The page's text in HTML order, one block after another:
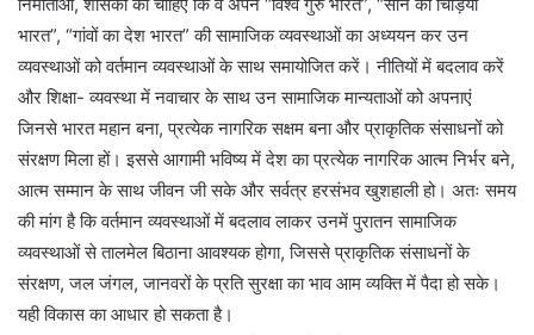
भारत”, “गांवों का देश भारत” की सामाजिक व्यवस्थाओं का अध्ययन कर उन
व्यवस्थाओं को वर्तमान व्यवस्थाओं के साथ समायोजित करें। नीतियों में बदलाव करें
और शिक्षा- व्यवस्था में नवाचार के साथ उन सामाजिक मान्यताओं को अपनाएं
जिनसे भारत महान बना, प्रत्येक नागरिक सक्षम बना और प्राकृतिक संसाधनों को
संरक्षण मिला हों। इससे आगामी भविष्य में देश का प्रत्येक नागरिक आत्म निर्भर बने,
आत्म सम्मान के साथ जीवन जी सके और सर्वत्र हरसंभव खुशहाली हो। अतः समय
की मांग है कि वर्तमान व्यवस्थाओं में बदलाव लाकर उनमें पुरातन सामाजिक
व्यवस्थाओं से तालमेल बिठाना आवश्यक होगा, जिससे प्राकृतिक संसाधनों के
संरक्षण, जल जंगल, जानवरों के प्रति सुरक्षा का भाव आम व्यक्ति में पैदा हो सके।
यही विकास का आधार हो सकता है।